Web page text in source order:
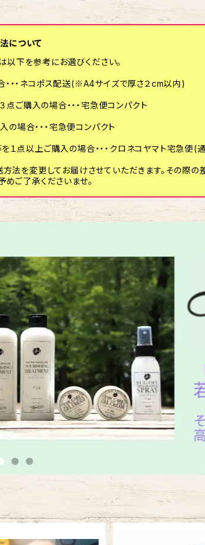
について
下を参考にお選びください。
・ネコポス配送(※A4サイズで厚さ２cm以内)
ご購入の場合・・・宅急便コンパクト
場合・・・宅急便コンパクト
点以上ご購入の場合・・・クロネコヤマト宅急便(
を変更してお届けさせていただきます。その際の
ご了承くださいませ。